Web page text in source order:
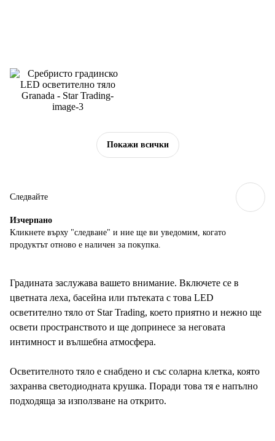
Покажи всички
Следвайте
Изчерпанo
Кликнете върху "следване" и ние ще ви уведомим, когато
продуктът отново е наличен за покупка.
Градината заслужава вашето внимание. Включете се в
цветната леха, басейна или пътеката с това LED
осветително тяло от Star Trading, което приятно и нежно ще
освети пространството и ще допринесе за неговата
интимност и вълшебна атмосфера.
Осветителното тяло е снабдено и със соларна клетка, която
захранва светодиодната крушка. Поради това тя е напълно
подходяща за използване на открито.